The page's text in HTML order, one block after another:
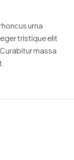
urna
tristique elit
massa